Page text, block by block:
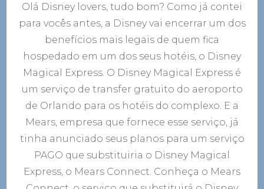
o
Mears
o
serviço
substituirá
o
Disney
Express
Olá Disney lovers, tudo bom? Como já contei
para vocês antes, a Disney vai encerrar um dos
benefícios mais legais de quem fica
hospedado em um dos seus hotéis, o Disney
Magical Express. O Disney Magical Express é
um serviço de transfer gratuito do aeroporto
de Orlando para os hotéis do complexo. E a
Mears, empresa que fornece esse serviço, já
tinha anunciado seus planos para um serviço
PAGO que substituiria o Disney Magical
Express, o Mears Connect. Conheça o Mears